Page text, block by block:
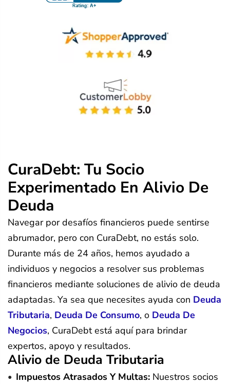
CuraDebt: Tu Socio
Experimentado En Alivio De
Deuda
Navegar por desafíos financieros puede sentirse
abrumador, pero con CuraDebt, no estás solo.
Durante más de 24 años, hemos ayudado a
individuos y negocios a resolver sus problemas
financieros mediante soluciones de alivio de deuda
adaptadas. Ya sea que necesites ayuda con Deuda
Tributaria, Deuda De Consumo, o Deuda De
Negocios, CuraDebt está aquí para brindar
expertos, apoyo y resultados.
Alivio de Deuda Tributaria
Impuestos Atrasados Y Multas: Nuestros socios